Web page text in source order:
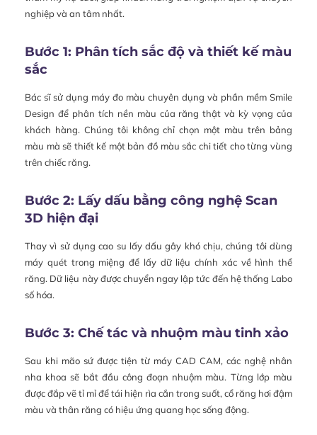
nghiệp và an tâm nhất.
Bước 1: Phân tích sắc độ và thiết kế màu
sắc
Bác sĩ sử dụng máy đo màu chuyên dụng và phần mềm Smile
Design để phân tích nền màu của răng thật và kỳ vọng của
khách hàng. Chúng tôi không chỉ chọn một màu trên bảng
màu mà sẽ thiết kế một bản đồ màu sắc chi tiết cho từng vùng
trên chiếc răng.
Bước 2: Lấy dấu bằng công nghệ Scan
3D hiện đại
Thay vì sử dụng cao su lấy dấu gây khó chịu, chúng tôi dùng
máy quét trong miệng để lấy dữ liệu chính xác về hình thể
răng. Dữ liệu này được chuyển ngay lập tức đến hệ thống Labo
số hóa.
Bước 3: Chế tác và nhuộm màu tinh xảo
Sau khi mão sứ được tiện từ máy CAD CAM, các nghệ nhân
nha khoa sẽ bắt đầu công đoạn nhuộm màu. Từng lớp màu
được đắp vẽ tỉ mỉ để tái hiện rìa cắn trong suốt, cổ răng hơi đậm
màu và thân răng có hiệu ứng quang học sống động.